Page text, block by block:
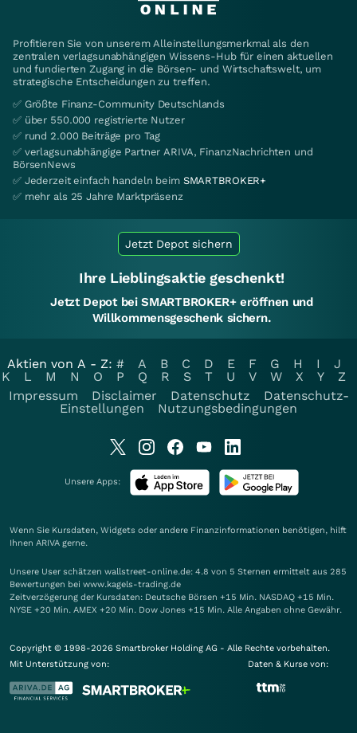
Profitieren Sie von unserem Alleinstellungsmerkmal als den
zentralen verlagsunabhängigen Wissens-Hub für einen aktuellen
und fundierten Zugang in die Börsen- und Wirtschaftswelt, um
strategische Entscheidungen zu treffen.
✅ Größte Finanz-Community Deutschlands
✅ über 550.000 registrierte Nutzer
✅ rund 2.000 Beiträge pro Tag
✅ verlagsunabhängige Partner ARIVA, FinanzNachrichten und
BörsenNews
✅ Jederzeit einfach handeln beim SMARTBROKER+
✅ mehr als 25 Jahre Marktpräsenz
Jetzt Depot sichern
Ihre Lieblingsaktie geschenkt!
Jetzt Depot bei SMARTBROKER+ eröffnen und
Willkommensgeschenk sichern.
Aktien von A - Z: # A B C D E F G H I
J
K
L M N O P Q R S T U V W X Y
Z
Impressum
Disclaimer Datenschutz
Datenschutz-
Einstellungen
Nutzungsbedingungen
Unsere Apps:
Wenn Sie Kursdaten, Widgets oder andere Finanzinformationen benötigen, hilft
Ihnen ARIVA gerne.
Unsere User schätzen wallstreet-online.de: 4.8 von 5 Sternen ermittelt aus 285
Bewertungen bei www.kagels-trading.de
Zeitverzögerung der Kursdaten: Deutsche Börsen +15 Min. NASDAQ +15 Min.
NYSE +20 Min. AMEX +20 Min. Dow Jones +15 Min. Alle Angaben ohne Gewähr.
Copyright © 1998-2026 Smartbroker Holding AG - Alle Rechte vorbehalten.
Mit Unterstützung von:
Daten & Kurse von: